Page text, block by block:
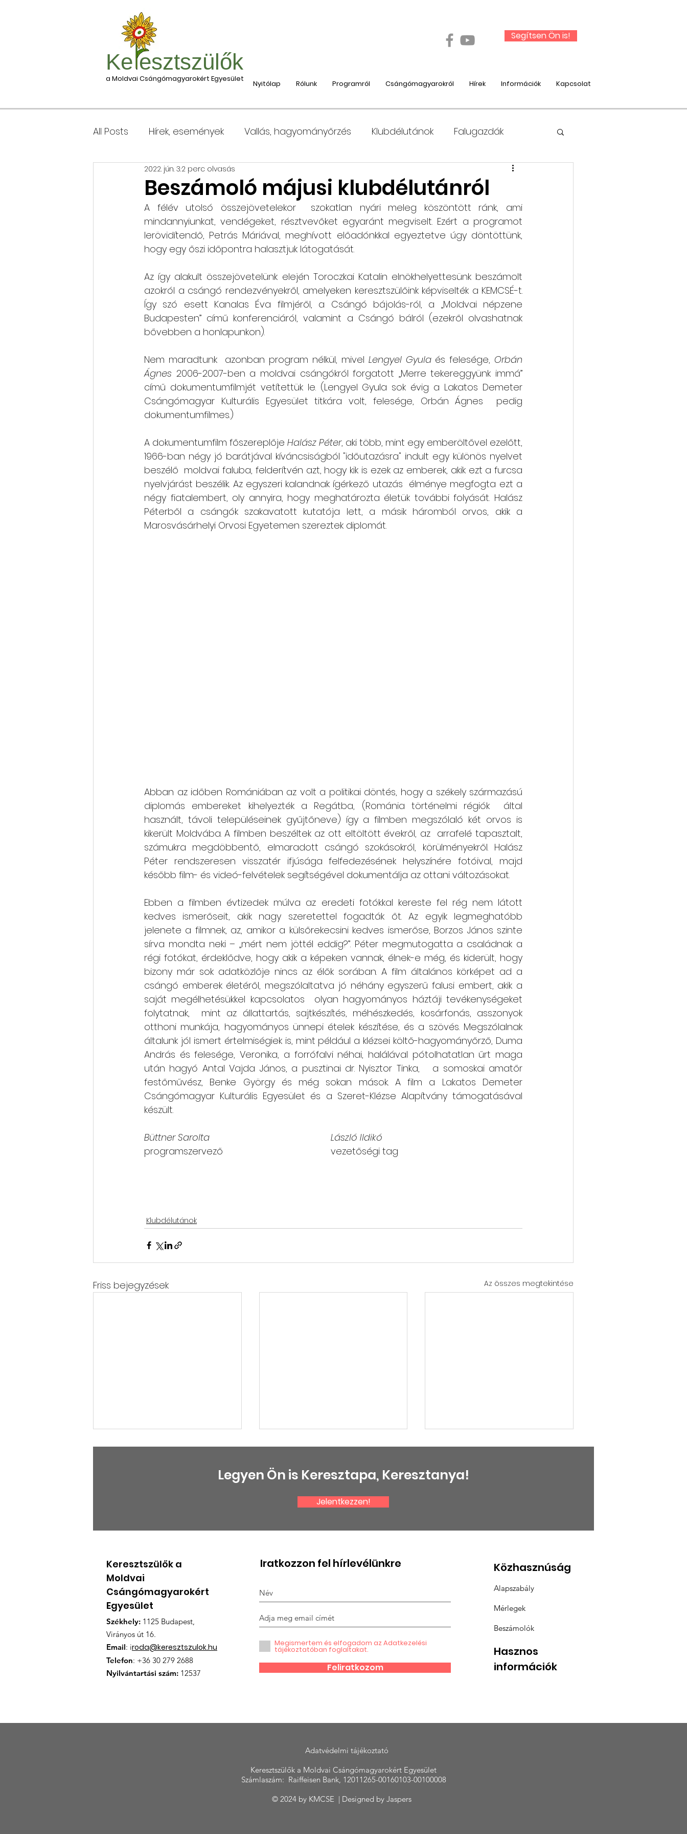
Segítsen Ön is!
Nyitólap Rólunk Programról Csángómagyarokról Hírek Információk Kapcsolat
Ke esztszülők
a Moldvai Csángómagyarokért Egyesület
All Posts Hírek, események Vallás, hagyományőrzés Klubdélutánok Falugazdák
Csomagleadás, érkezése Moldvába
Keresztgyerekek levélcíme Nyaralás, táboroztatás Szociális és jótékonysági munka
Rólunk szól: cikkek, videók Csángó témájú könyv, videó
Oktatás, továbbképzés Keresztszülő-portré Várjuk történeteiket!
Beszámoló májusi klubdélutánról
2022. jún. 3.2 perc olvasás
A félév utolsó összejövetelekor  szokatlan nyári meleg köszöntött ránk, ami
mindannyiunkat, vendégeket, résztvevőket egyaránt megviselt. Ezért a programot
lerövidítendő, Petrás Máriával, meghívott előadónkkal egyeztetve úgy döntöttünk,
hogy egy őszi időpontra halasztjuk látogatását.
Az így alakult összejövetelünk elején Toroczkai Katalin elnökhelyettesünk beszámolt
azokról a csángó rendezvényekről, amelyeken keresztszülőink képviselték a KEMCSÉ-t.
Így szó esett Kanalas Éva filmjéről, a Csángó bájolás-ról, a „Moldvai népzene
Budapesten” című konferenciáról, valamint a Csángó bálról (ezekről olvashatnak
bővebben a honlapunkon).
Nem maradtunk  azonban program nélkül, mivel Lengyel Gyula és felesége, Orbán
Ágnes 2006-2007-ben a moldvai csángókról forgatott „Merre tekereggyünk immá”
című dokumentumfilmjét vetítettük le. (Lengyel Gyula sok évig a Lakatos Demeter
Csángómagyar Kulturális Egyesület titkára volt, felesége, Orbán Ágnes  pedig
dokumentumfilmes.)
A dokumentumfilm főszereplője Halász Péter, aki több, mint egy emberöltővel ezelőtt,
1966-ban négy jó barátjával kíváncsiságból "időutazásra" indult egy különös nyelvet
beszélő  moldvai faluba, felderítvén azt, hogy kik is ezek az emberek, akik ezt a furcsa
nyelvjárást beszélik. Az egyszeri kalandnak ígérkező utazás  élménye megfogta ezt a
négy fiatalembert, oly annyira, hogy meghatározta életük további folyását. Halász
Péterből a csángók szakavatott kutatója lett, a másik háromból orvos, akik a
Marosvásárhelyi Orvosi Egyetemen szereztek diplomát.
Abban az időben Romániában az volt a politikai döntés, hogy a székely származású
diplomás embereket kihelyezték a Regátba, (Románia történelmi régiók  által
használt, távoli településeinek gyűjtőneve) így a filmben megszólaló két orvos is
kikerült Moldvába. A filmben beszéltek az ott eltöltött évekről, az  arrafelé tapasztalt,
számukra megdöbbentő, elmaradott csángó szokásokról, körülményekről. Halász
Péter rendszeresen visszatér ifjúsága felfedezésének helyszínére fotóival, majd
később film- és videó-felvételek segítségével dokumentálja az ottani változásokat.
Ebben a filmben évtizedek múlva az eredeti fotókkal kereste fel rég nem látott
kedves ismerőseit, akik nagy szeretettel fogadták őt. Az egyik legmeghatóbb
jelenete a filmnek, az, amikor a külsőrekecsini kedves ismerőse, Borzos János szinte
sírva mondta neki – „mért nem jöttél eddig?”. Péter megmutogatta a családnak a
régi fotókat, érdeklődve, hogy akik a képeken vannak, élnek-e még, és kiderült, hogy
bizony már sok adatközlője nincs az élők sorában. A film általános körképet ad a
csángó emberek életéről, megszólaltatva jó néhány egyszerű falusi embert, akik a
saját megélhetésükkel kapcsolatos  olyan hagyományos háztáji tevékenységeket
folytatnak,  mint az állattartás, sajtkészítés, méhészkedés, kosárfonás, asszonyok
otthoni munkája, hagyományos ünnepi ételek készítése, és a szövés. Megszólalnak
általunk jól ismert értelmiségiek is, mint például a klézsei költő-hagyományőrző, Duma
András és felesége, Veronika, a forrófalvi néhai, halálával pótolhatatlan űrt maga
után hagyó Antal Vajda János, a pusztinai dr. Nyisztor Tinka,   a somoskai amatőr
festőművész, Benke György és még sokan mások. A film a Lakatos Demeter
Csángómagyar Kulturális Egyesület és a Szeret-Klézse Alapítvány támogatásával
készült.
Büttner Sarolta 					         László Ildikó
vezetőségi tag
Klubdélutánok
Friss bejegyzések Az összes megtekintése
Magyar Zoltán
áprilisi klubunk vendége
KÖNYVBEMUTATÓ VOLT A
ÚJ IDŐPONTBAN MÁRCIUS
Legyen Ön is Keresztapa, Keresztanya!
Jelentkezzen!
Keresztszülők a
Moldvai
Csángómagyarokért
Egyesület
Székhely: 1125 Budapest,
Virányos út 16.
Email: iroda@keresztszulok.hu
Telefon: +36 30 279 2688
Nyilvántartási szám: 12537
Iratkozzon fel hírlevélünkre
Megismertem és elfogadom az Adatkezelési
tájékoztatóban foglaltakat.
Feliratkozom
Közhasznúság
Alapszabály
Mérlegek
Beszámolók
Hasznos
információk
Adatvédelmi tájékoztató
Keresztszülők a Moldvai Csángómagyarokért Egyesület
Számlaszám: Raiffeisen Bank, 12011265-00160103-00100008
© 2024 by KMCSE | Designed by Jaspers